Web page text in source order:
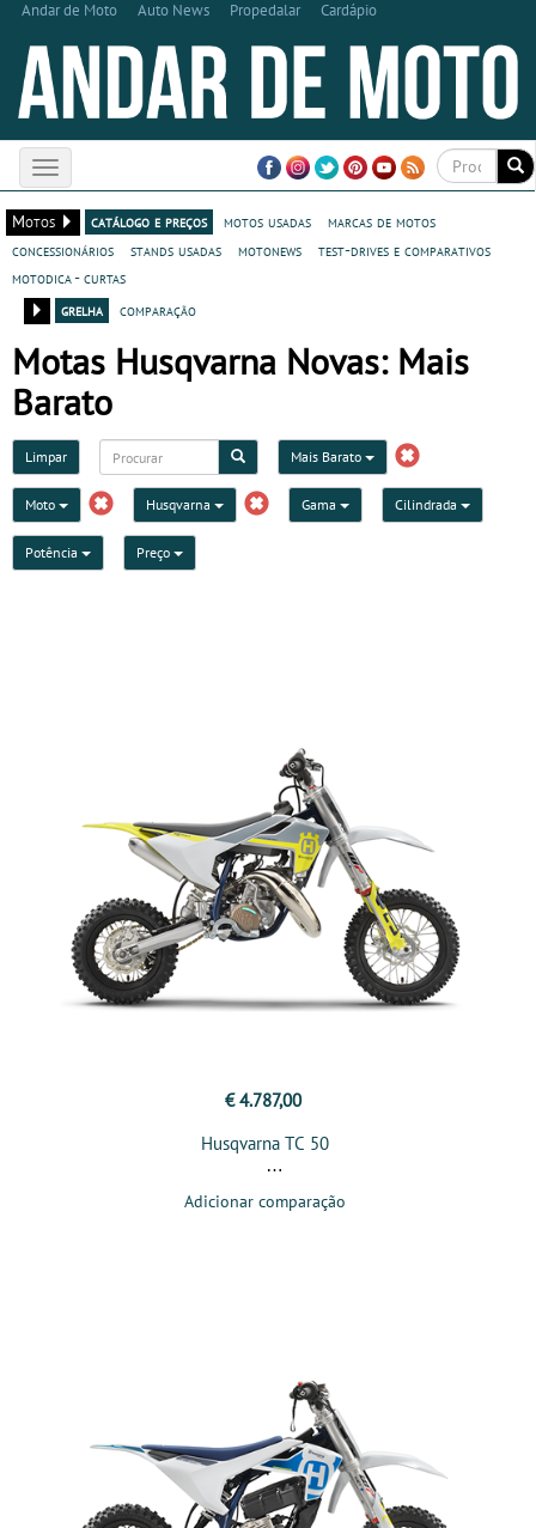
Andar de Moto Auto News Propedalar Cardápio
Toggle
navigation
Motos
catálogo e preços motos usadas
marcas de motos
concessionários
stands usadas motonews
test-drives e comparativos
motodica - curtas
grelha
comparação
Motas Husqvarna Novas: Mais
Barato
Limpar Mais Barato
Moto Husqvarna Gama Cilindrada
Potência Preço
€ 4.787,00
Husqvarna TC 50
Adicionar comparação